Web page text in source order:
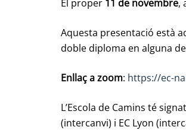
El proper 11 de novembre,
Aquesta presentació està
doble diploma en alguna
Enllaç a zoom: https://ec-
L’Escola de Camins té
(intercanvi) i EC Lyon